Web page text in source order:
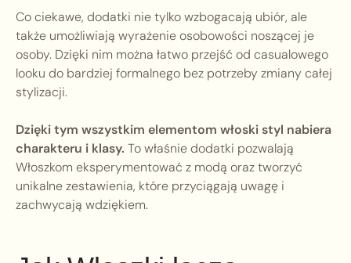
Co ciekawe, dodatki nie tylko wzbogacają ubiór, ale
także umożliwiają wyrażenie osobowości noszącej je
osoby. Dzięki nim można łatwo przejść od casualowego
looku do bardziej formalnego bez potrzeby zmiany całej
stylizacji.
Dzięki tym wszystkim elementom włoski styl nabiera
charakteru i klasy. To właśnie dodatki pozwalają
Włoszkom eksperymentować z modą oraz tworzyć
unikalne zestawienia, które przyciągają uwagę i
zachwycają wdziękiem.